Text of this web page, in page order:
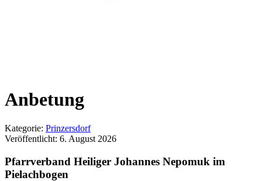
Anbetung
Kategorie: Prinzersdorf
Veröffentlicht: 6. August 2026
Pfarrverband Heiliger Johannes Nepomuk im
Pielachbogen